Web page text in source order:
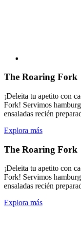
The Roaring Fork
¡Deleita tu apetito con
Fork! Servimos
ensaladas recién
Explora más
The Roaring Fork
¡Deleita tu apetito con
Fork! Servimos
ensaladas recién
Explora más